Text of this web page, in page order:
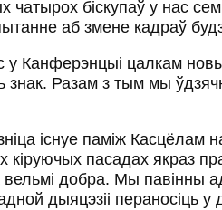
чатырох біскупаў у нас
аб змене кадраў
Канферэнцыі цалкам
знак. Разам з тым мы
існуе паміж Касцёлам
кіруючых пасадах якраз
вельмі добра. Мы павінны
дыяцэзіі пераносіць у